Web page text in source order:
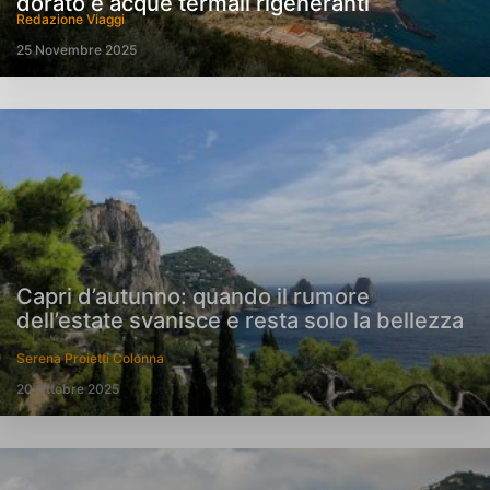
Redazione Viaggi
25 Novembre 2025
Capri d’autunno: quando il rumore
dell’estate svanisce e resta solo la bellezza
Serena Proietti Colonna
20 Ottobre 2025